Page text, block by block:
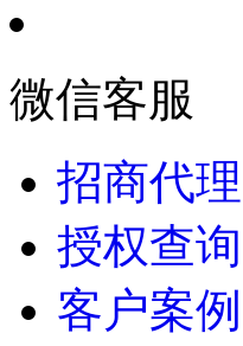
微信客服
招商代理
授权查询
客户案例